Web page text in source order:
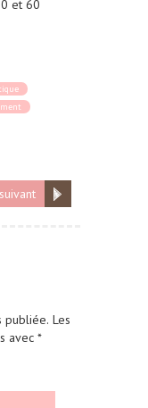
et 60
publiée. Les
avec *